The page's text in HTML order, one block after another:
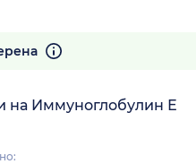
на Иммуноглобулин Е